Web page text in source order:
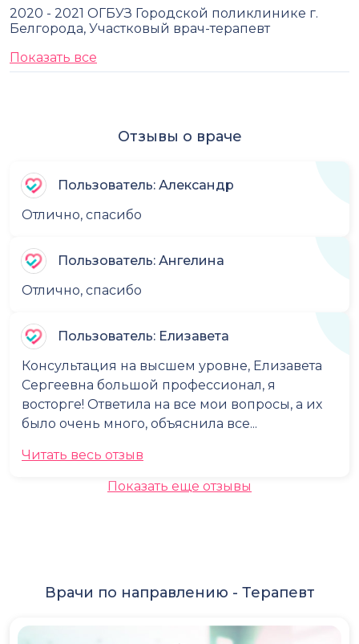
2020 - 2021 ОГБУЗ Городской поликлинике г.
Белгорода, Участковый врач-терапевт
Показать все
Отзывы о враче
Пользователь: Александр
Отлично, спасибо
Пользователь: Ангелина
Отлично, спасибо
Пользователь: Елизавета
Консультация на высшем уровне, Елизавета
Сергеевна большой профессионал, я
восторге! Ответила на все мои вопросы, а их
было очень много, объяснила все...
Читать весь отзыв
Показать еще отзывы
Врачи по направлению - Терапевт